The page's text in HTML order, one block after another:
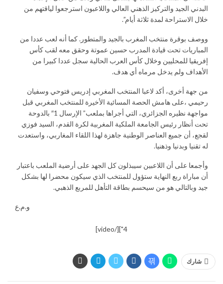
البدني الجيد والتركيز الذهني العالي واللاعبون استرجعوا لياقتهم من
خلال الاستراحة لمدة ثلاثة أيام”.
ووصف بوقرة منتخب المغرب بالجيد والمتطور. كما أنه لعب عددا من
المباريات تحت قيادة المدرب حسين عموتة وحقق معه لقب كأس
إفريقيا للمحليين وخلال كأس العرب الحالية سجل عددا كبيرا من
الأهداف ولم يدخل مرماه أي هدف.
من جهة أخرى، أكد لاعبا المنتخب المغربي إدريس فتوحي وسفيان
رحيمي ،على هامش الحصة المسائية الأخيرة للمنتخب المغربي قبل
مواجهة نظيره الجزائري، التي أجراها بملعب” الإرسال 1″ بالدوحة
تحت أنظار رئيس الجامعة الملكية المغربية لكرة القدم، السيد فوزي
لقجع، أن جميع العناصر الوطنية جاهزة لهذا اللقاء المغاربي، واستعدت
له تقنيا وبدنيا وذهنيا.
وأجمعا على أن اللاعبين سيبذلون كل الجهد على أرضية الملعب باعتبار
أن مباراة ربع النهاية ستؤول للمنتخب الذي سيكون محضرا لها بشكل
جيد وبالتالي هو من سيحسم بطاقة التأهل للمربع الذهبي.
و.م.ع
4"][/video]
شارك